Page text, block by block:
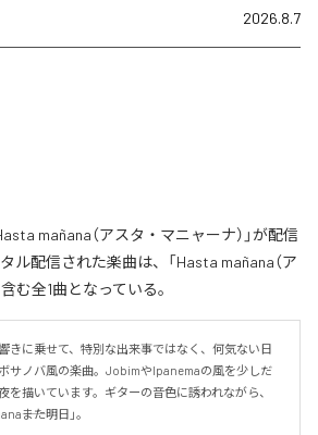
2026.8.7
mañana（アスタ・マニャーナ）」が配信
ル配信された楽曲は、「Hasta mañana（ア
む全1曲となっている。
きに乗せて、特別な出来事ではなく、何気ない日
サノバ風の楽曲。JobimやIpanemaの風を少しだ
を描いています。ギターの音色に誘われながら、
また明日」。